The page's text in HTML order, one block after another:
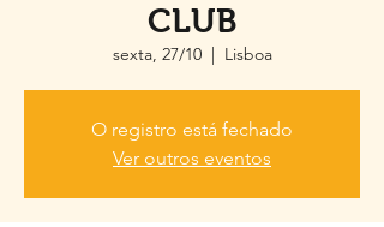
CLUB
sexta, 27/10
  |
Lisboa
O registro está fechado
Ver outros eventos